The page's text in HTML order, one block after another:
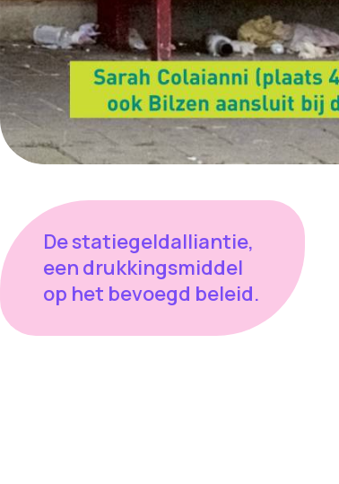
De statiegeldalliantie,
een drukkingsmiddel
op het bevoegd beleid.